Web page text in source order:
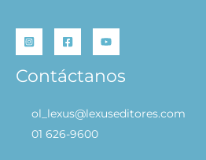
Contáctanos
ol_lexus@lexuseditores.com
01 626-9600